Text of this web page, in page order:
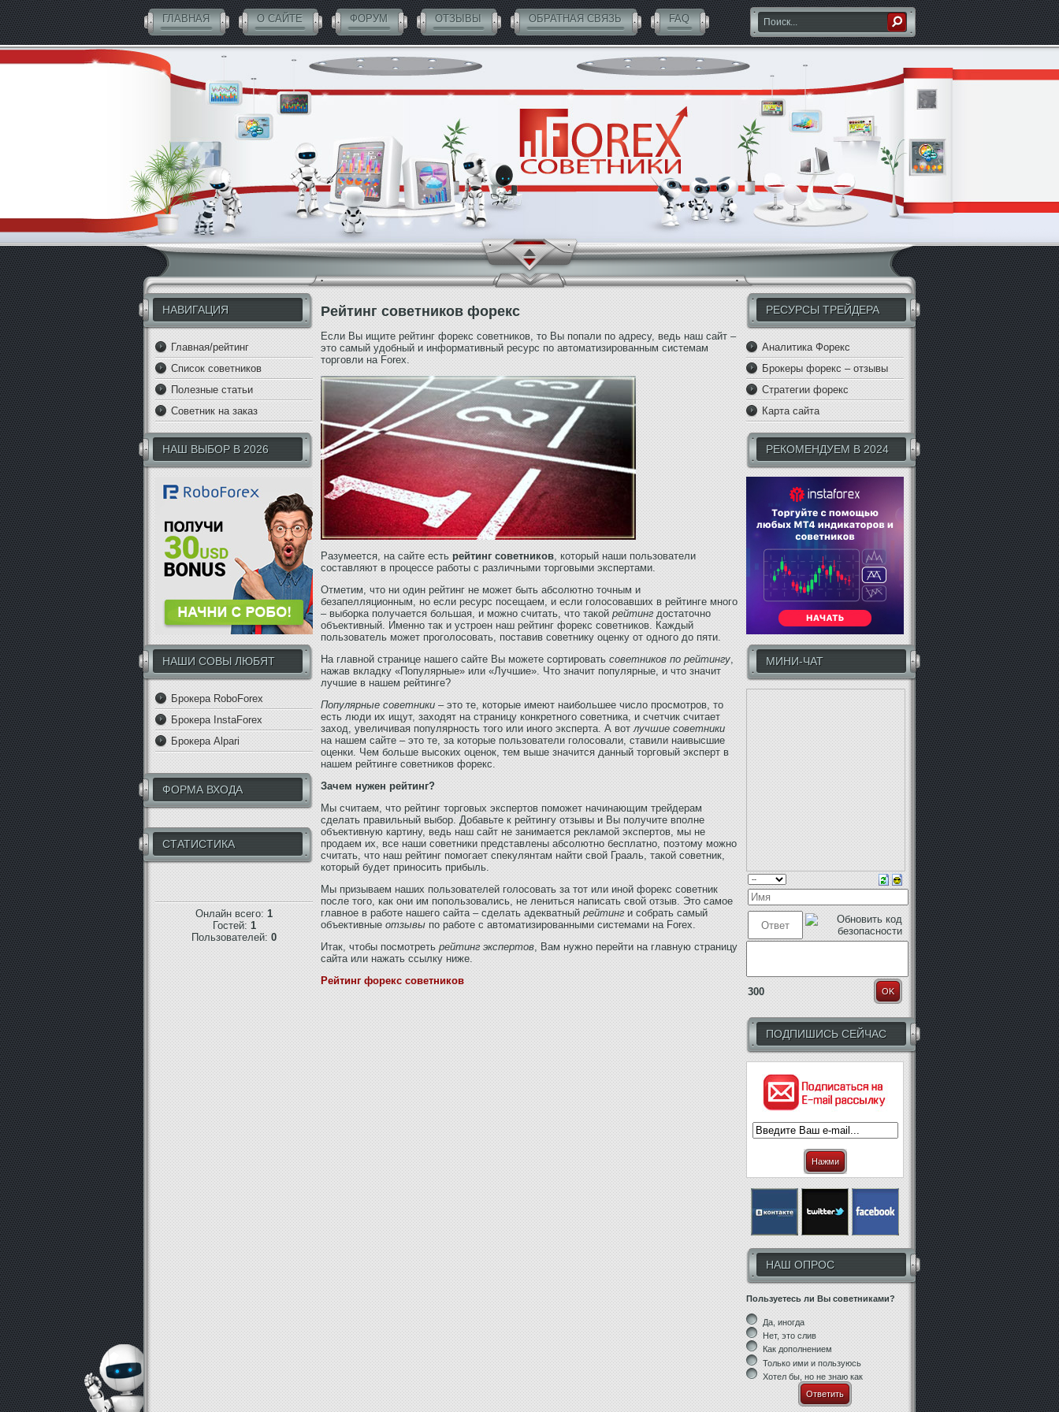
ГЛАВНАЯ О САЙТЕ ФОРУМ ОТЗЫВЫ ОБРАТНАЯ СВЯЗЬ FAQ
СОВЕТНИКИ БЕСПЛАТНО
НАВИГАЦИЯ
Главная/рейтинг
Список советников
Полезные статьи
Советник на заказ
НАШ ВЫБОР В 2026
НАШИ СОВЫ ЛЮБЯТ
Брокера RoboForex
Брокера InstaForex
Брокера Alpari
ФОРМА ВХОДА
СТАТИСТИКА
Онлайн всего: 1
Гостей: 1
Пользователей: 0
Рейтинг советников форекс
Если Вы ищите рейтинг форекс советников, то Вы попали по адресу, ведь наш сайт –
это самый удобный и информативный ресурс по автоматизированным системам
торговли на Forex.
Разумеется, на сайте есть рейтинг советников, который наши пользователи
составляют в процессе работы с различными торговыми экспертами.
Отметим, что ни один рейтинг не может быть абсолютно точным и
безапелляционным, но если ресурс посещаем, и если голосовавших в рейтинге много
– выборка получается большая, и можно считать, что такой рейтинг достаточно
объективный. Именно так и устроен наш рейтинг форекс советников. Каждый
пользователь может проголосовать, поставив советнику оценку от одного до пяти.
На главной странице нашего сайте Вы можете сортировать советников по рейтингу,
нажав вкладку «Популярные» или «Лучшие». Что значит популярные, и что значит
лучшие в нашем рейтинге?
Популярные советники – это те, которые имеют наибольшее число просмотров, то
есть люди их ищут, заходят на страницу конкретного советника, и счетчик считает
заход, увеличивая популярность того или иного эксперта. А вотлучшие советники
на нашем сайте – это те, за которые пользователи голосовали, ставили наивысшие
оценки. Чем больше высоких оценок, тем выше значится данный торговый эксперт в
нашем рейтинге советников форекс.
Зачем нужен рейтинг?
Мы считаем, что рейтинг торговых экспертов поможет начинающим трейдерам
сделать правильный выбор. Добавьте к рейтингу отзывы и Вы получите вполне
объективную картину, ведь наш сайт не занимается рекламой экспертов, мы не
продаем их, все наши советники представлены абсолютно бесплатно, поэтому можно
считать, что наш рейтинг помогает спекулянтам найти свой Грааль, такой советник,
который будет приносить прибыль.
Мы призываем наших пользователей голосовать за тот или иной форекс советник
после того, как они им попользовались, не лениться написать свой отзыв. Это самое
главное в работе нашего сайта – сделать адекватный рейтинг и собрать самый
объективные отзывы по работе с автоматизированными системами на Forex.
Итак, чтобы посмотреть рейтинг экспертов, Вам нужно перейти на главную страницу
сайта или нажать ссылку ниже.
Рейтинг форекс советников
РЕСУРСЫ ТРЕЙДЕРА
Аналитика Форекс
Брокеры форекс – отзывы
Стратегии форекс
Карта сайта
РЕКОМЕНДУЕМ В 2024
МИНИ-ЧАТ
300 OK
ПОДПИШИСЬ СЕЙЧАС
Нажми
НАШ ОПРОС
Пользуетесь ли Вы советниками?
Да, иногда
Нет, это слив
Как дополнением
Только ими и пользуюсь
Хотел бы, но не знаю как
Ответить